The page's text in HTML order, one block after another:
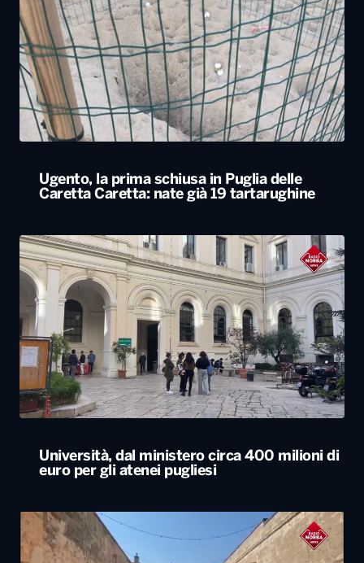
Ugento, la prima schiusa in Puglia delle
Caretta Caretta: nate già 19 tartarughine
Università, dal ministero circa 400 milioni di
euro per gli atenei pugliesi